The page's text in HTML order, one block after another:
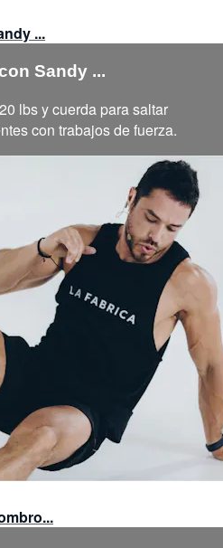
...
Sandy ...
lbs y cuerda para saltar
con trabajos de fuerza.